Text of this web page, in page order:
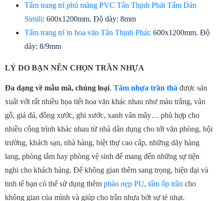
Tấm trang trí phủ màng PVC Tân Thịnh Phát Tấm Dán
Simili: 600x1200mm. Độ dày: 8mm
Tấm trang trí in hoa văn Tân Thịnh Phát: 600x1200mm. Độ
dày: 8/9mm
LÝ DO BẠN NÊN CHỌN TRẦN NHỰA
Đa dạng về mẫu mã, chủng loại. Tấm nhựa trần thả được sản
xuất với rất nhiều họa tiết hoa văn khác nhau như màu trắng, vân
gỗ, giả đá, đồng xước, ghi xước, xanh vân mây… phù hợp cho
nhiều công trình khác nhau từ nhà dân dụng cho tới văn phòng, hội
trường, khách sạn, nhà hàng, biệt thự cao cấp, những dãy hàng
lang, phòng tắm hay phòng vệ sinh để mang đến những sự tiện
nghi cho khách hàng. Để không gian thêm sang trọng, hiện đại và
tinh tế bạn có thể sử dụng thêm phào nẹp PU, tấm ốp trần cho
không gian của mình và giúp cho trần nhựa bớt sự tẻ nhạt.